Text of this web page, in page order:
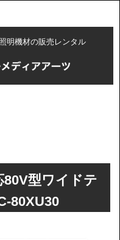
明機材の販売レンタル
型ワイドテ
80XU30